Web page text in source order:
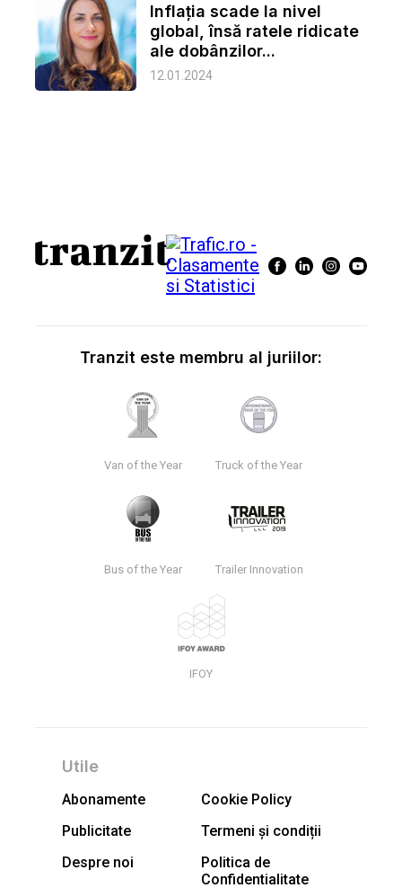
Inflaţia scade la nivel
global, însă ratele ridicate
ale dobânzilor...
12.01.2024
Tranzit este membru al juriilor:
Van of the Year Truck of the Year
Bus of the Year Trailer Innovation
IFOY
Utile
Abonamente
Cookie Policy
Publicitate
Termeni și condiții
Despre noi
Politica de
Confidentialitate